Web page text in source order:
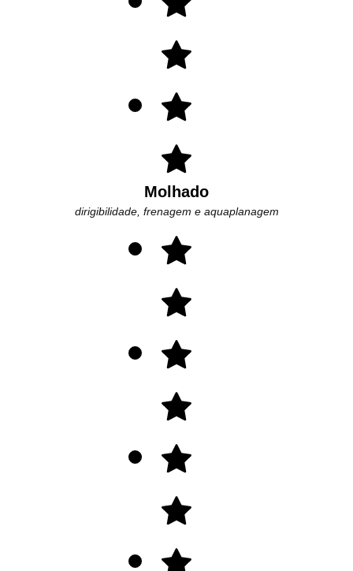
Molhado
dirigibilidade, frenagem e aquaplanagem